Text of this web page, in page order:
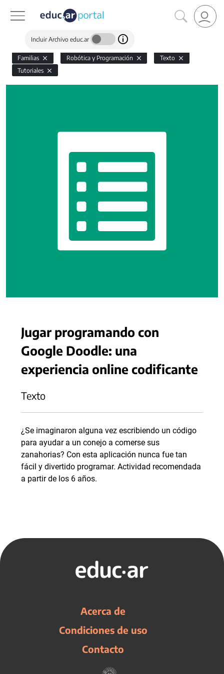
Incluir Archivo educ.ar
Familias Robótica y Programación
Texto
Tutoriales
Jugar programando con
Google Doodle: una
experiencia online codificante
Texto
¿Se imaginaron alguna vez escribiendo un código
para ayudar a un conejo a comerse sus
zanahorias? Con esta aplicación nunca fue tan
fácil y divertido programar. Actividad recomendada
a partir de los 6 años.
Acerca de
Condiciones de uso
Contacto